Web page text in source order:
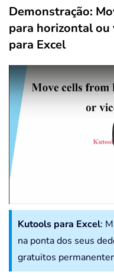
Demonstração:
para horizontal
para Excel
Kutools para Excel:
na ponta dos seus
gratuitos